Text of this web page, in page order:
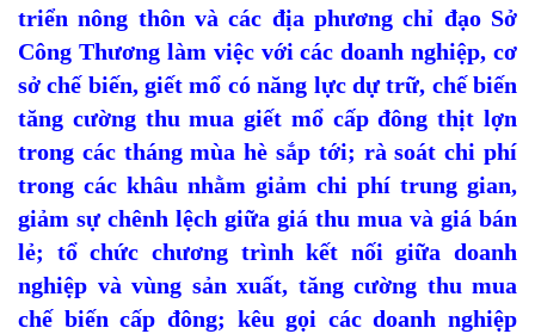
triển nông thôn và các địa phương chỉ đạo Sở
Công Thương làm việc với các doanh nghiệp, cơ
sở chế biến, giết mổ có năng lực dự trữ, chế biến
tăng cường thu mua giết mổ cấp đông thịt lợn
trong các tháng mùa hè sắp tới; rà soát chi phí
trong các khâu nhằm giảm chi phí trung gian,
giảm sự chênh lệch giữa giá thu mua và giá bán
lẻ; tổ chức chương trình kết nối giữa doanh
nghiệp và vùng sản xuất, tăng cường thu mua
chế biến cấp đông; kêu gọi các doanh nghiệp